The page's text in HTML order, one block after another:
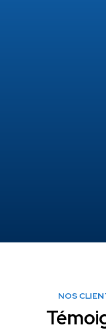
NOS